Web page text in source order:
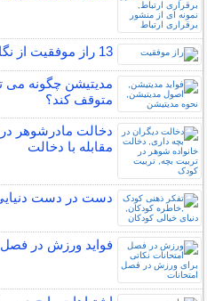
13 راز موفقیت از نگاه جیم ران، فیلسوف کارآفرین
مدیتیشن چگونه می
متوقف کند؟
دخالت مادرشوهر
مقابله با دخالت
دست در دست
فواید ورزش در فصل